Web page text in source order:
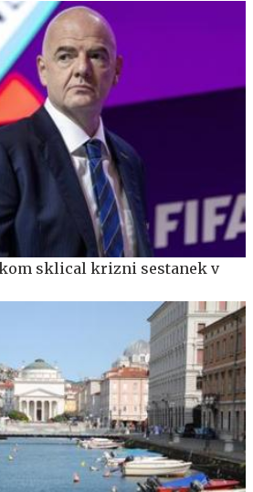
sklical krizni sestanek v